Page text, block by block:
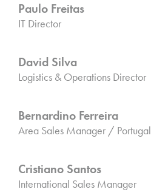
Paulo Freitas
IT Director
David Silva
Logistics & Operations Director
Bernardino Ferreira
Area Sales Manager / Portugal
Cristiano Santos
International Sales Manager